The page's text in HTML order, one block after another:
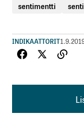
sentimentti
INDIKAATTORIT